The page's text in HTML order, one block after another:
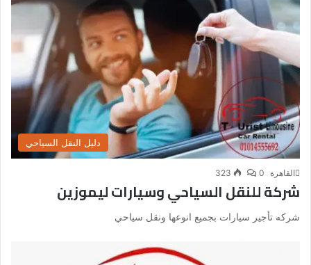
دليل النقل السياحي
القاهرة 0
323
شركة للنقل السياحي وسيارات ليموزين
شركه تأجير سيارات بجميع انوعها ونقل سياحي